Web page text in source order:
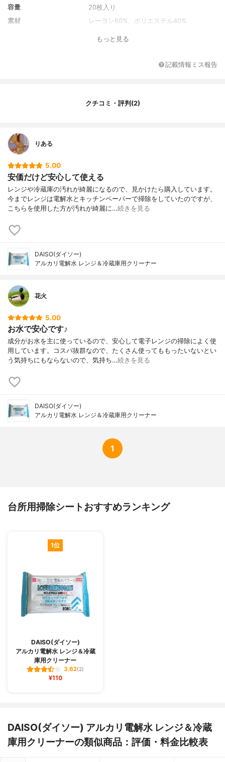
容量
20枚入り
素材
レーヨン60%、ポリエステル40%
もっと見る
記載情報ミス報告
クチコミ・評判(2)
りある
5.00
安価だけど安心して使える
レンジや冷蔵庫の汚れが綺麗になるので、見かけたら購入しています。
今までレンジは電解水とキッチンペーパーで掃除をしていたのですが、
こちらを使用した方が汚れが綺麗に…続きを見る
DAISO(ダイソー)
アルカリ電解水 レンジ＆冷蔵庫用クリーナー
花火
5.00
お水で安心です♪
成分がお水を主に使っているので、安心して電子レンジの掃除によく使
用しています。コスパ抜群なので、たくさん使ってももったいないとい
う気持ちにもならないので、気持ち…続きを見る
DAISO(ダイソー)
アルカリ電解水 レンジ＆冷蔵庫用クリーナー
1
台所用掃除シートおすすめランキング
1位
DAISO(ダイソー)
アルカリ電解水 レンジ＆冷蔵
庫用クリーナー
3.62(2)
¥110
DAISO(ダイソー) アルカリ電解水 レンジ＆冷蔵
庫用クリーナーの類似商品：評価・料金比較表